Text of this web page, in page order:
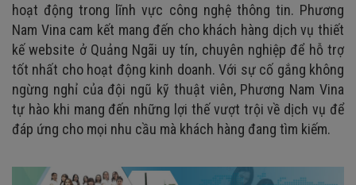
hoạt động trong lĩnh vực công nghệ thông tin. Phương
Nam Vina cam kết mang đến cho khách hàng dịch vụ thiết
kế website ở Quảng Ngãi uy tín, chuyên nghiệp để hỗ trợ
tốt nhất cho hoạt động kinh doanh. Với sự cố gắng không
ngừng nghỉ của đội ngũ kỹ thuật viên, Phương Nam Vina
tự hào khi mang đến những lợi thế vượt trội về dịch vụ để
đáp ứng cho mọi nhu cầu mà khách hàng đang tìm kiếm.